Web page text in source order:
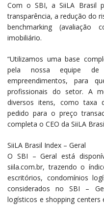
Com o SBI, a SiiLA Brasil
transparência, a redução do
benchmarking (avaliação
imobiliário.
“Utilizamos uma base
pela nossa equipe
empreendimentos, para
profissionais do setor. A
diversos itens, como taxa
pedido para o preço
completa o CEO da SiiLA
SiiLA Brasil Index – Geral
O SBI – Geral está
siila.com.br, trazendo o
escritórios, condomínios
considerados no SBI –
logísticos e shopping